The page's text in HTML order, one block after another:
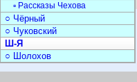
▫ Рассказы Чехова
○ Чёрный
○ Чуковский
Ш-Я
○ Шолохов